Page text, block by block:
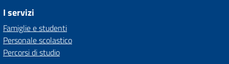
I servizi
Famiglie e studenti
Personale scolastico
Percorsi di studio